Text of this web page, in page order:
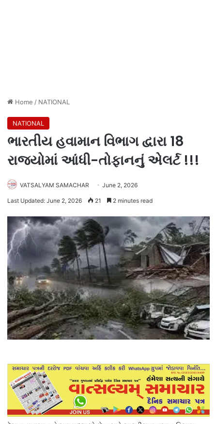
Home / NATIONAL
NATIONAL
ભારતીય હવામાન વિભાગ દ્વારા 18
રાજ્યોમાં આંધી-તોફાનનું એલર્ટ !!!
VATSALYAM SAMACHAR June 2, 2026
Last Updated: June 2, 2026 21 2 minutes read